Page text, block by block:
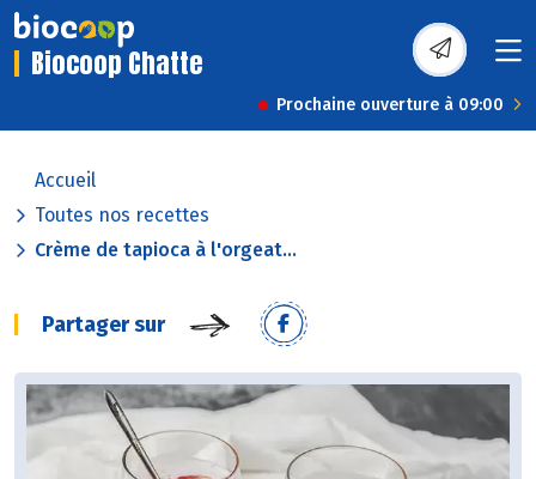
Biocoop Chatte
Prochaine ouverture à 09:00
Accueil
Toutes nos recettes
Crème de tapioca à l'orgeat...
Partager sur